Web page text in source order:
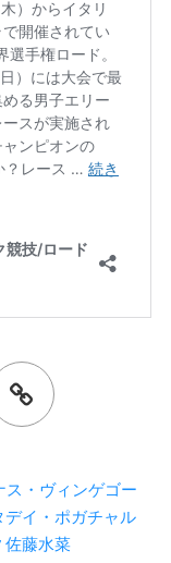
ス・ヴィンゲゴー
デイ・ポガチャル
佐藤水菜